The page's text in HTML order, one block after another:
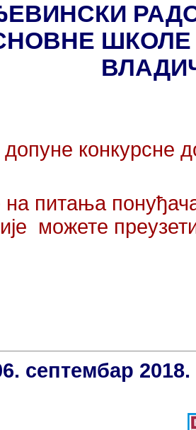
ШКОЛЕ
конкурсне
на питања
можете
септембар 2018.